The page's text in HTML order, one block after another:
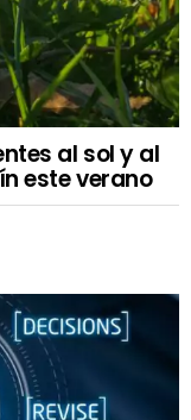
al sol y al
este verano